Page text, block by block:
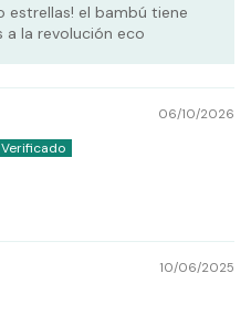
estrellas! el bambú tiene
a la revolución eco
06/10/2026
10/06/2025